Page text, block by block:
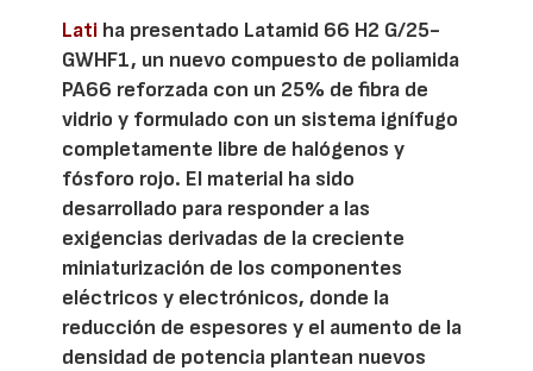
Lati ha presentado Latamid 66 H2 G/25-
GWHF1, un nuevo compuesto de poliamida
PA66 reforzada con un 25% de fibra de
vidrio y formulado con un sistema ignífugo
completamente libre de halógenos y
fósforo rojo. El material ha sido
desarrollado para responder a las
exigencias derivadas de la creciente
miniaturización de los componentes
eléctricos y electrónicos, donde la
reducción de espesores y el aumento de la
densidad de potencia plantean nuevos